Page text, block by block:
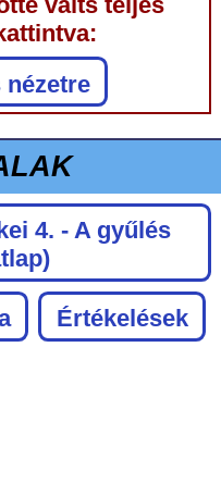
nézetre
4. - A gyűlés
Értékelések